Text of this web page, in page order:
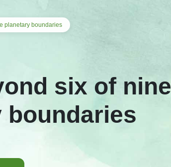
planetary boundaries
six of nine
boundaries